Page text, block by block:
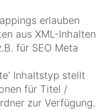
erlauben
aus XML-Inhalten
für SEO Meta
Inhaltstyp stellt
für Titel /
zur Verfügung.